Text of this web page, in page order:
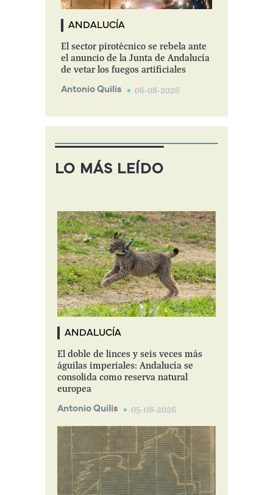
ANDALUCÍA
El sector pirotécnico se rebela ante
el anuncio de la Junta de Andalucía
de vetar los fuegos artificiales
Antonio Quilis 06-08-2026
LO MÁS LEÍDO
ANDALUCÍA
El doble de linces y seis veces más
águilas imperiales: Andalucía se
consolida como reserva natural
europea
Antonio Quilis 05-08-2026